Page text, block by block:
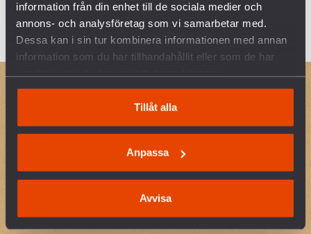
information från din enhet till de sociala medier och
annons- och analysföretag som vi samarbetar med.
Dessa kan i sin tur kombinera informationen med annan
information som du har tillhandahållit eller som de har
Tillåt alla
Anpassa
Avvisa